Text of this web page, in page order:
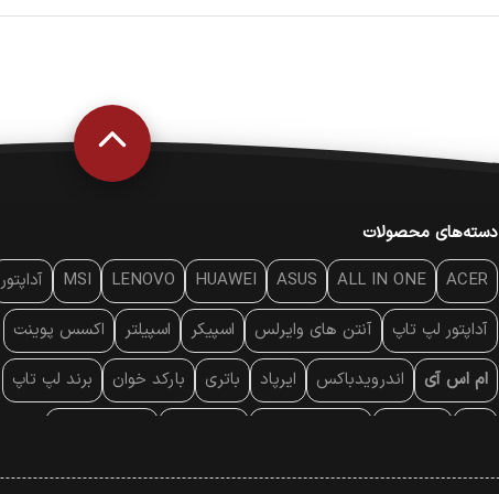
دسته‌های محصولات
ACER
ALL IN ONE
ASUS
HUAWEI
LENOVO
MSI
آداپتور
آداپتور لپ تاپ
آنتن‌ های وایرلس اسپیکر اسپیلتر
اکسس پوینت
ام اس آی
اندرویدباکس ایرپاد باتری بارکد خوان
برند لپ تاپ
پچ کورد شبکه
پد موس پردازنده پرده نمایش پرینتر حرارتی